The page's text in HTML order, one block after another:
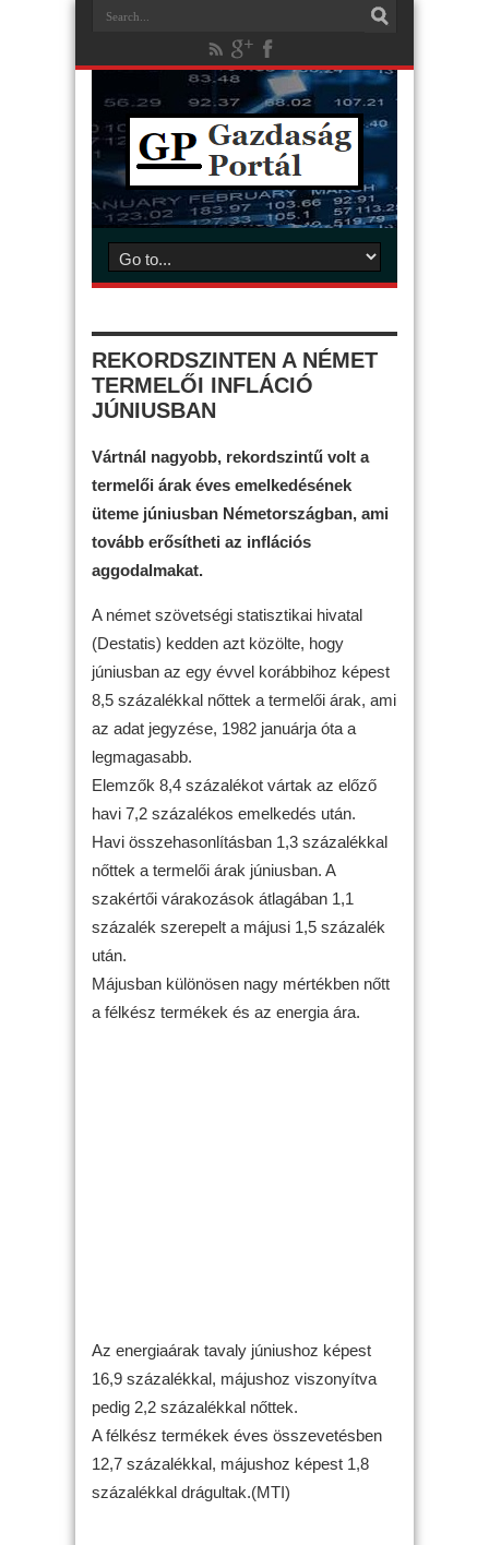
REKORDSZINTEN A NÉMET
TERMELŐI INFLÁCIÓ
JÚNIUSBAN
Vártnál nagyobb, rekordszintű volt a
termelői árak éves emelkedésének
üteme júniusban Németországban, ami
tovább erősítheti az inflációs
aggodalmakat.
A német szövetségi statisztikai hivatal
(Destatis) kedden azt közölte, hogy
júniusban az egy évvel korábbihoz képest
8,5 százalékkal nőttek a termelői árak, ami
az adat jegyzése, 1982 januárja óta a
legmagasabb.
Elemzők 8,4 százalékot vártak az előző
havi 7,2 százalékos emelkedés után.
Havi összehasonlításban 1,3 százalékkal
nőttek a termelői árak júniusban. A
szakértői várakozások átlagában 1,1
százalék szerepelt a májusi 1,5 százalék
után.
Májusban különösen nagy mértékben nőtt
a félkész termékek és az energia ára.
Az energiaárak tavaly júniushoz képest
16,9 százalékkal, májushoz viszonyítva
pedig 2,2 százalékkal nőttek.
A félkész termékek éves összevetésben
12,7 százalékkal, májushoz képest 1,8
százalékkal drágultak.(MTI)